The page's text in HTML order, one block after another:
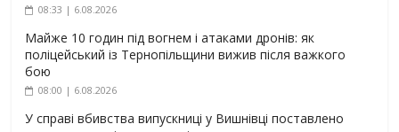
08:33 | 6.08.2026
Майже 10 годин під вогнем і атаками дронів: як
поліцейський із Тернопільщини вижив після важкого
бою
08:00 | 6.08.2026
У справі вбивства випускниці у Вишнівці поставлено